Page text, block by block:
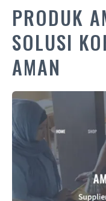
PRODUK
SOLUSI
AMAN